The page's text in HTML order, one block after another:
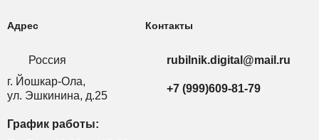
Адрес
Россия
г. Йошкар-Ола,
ул. Эшкинина, д.25
График работы:
Контакты
rubilnik.digital@mail.ru
+7 (999)609-81-79